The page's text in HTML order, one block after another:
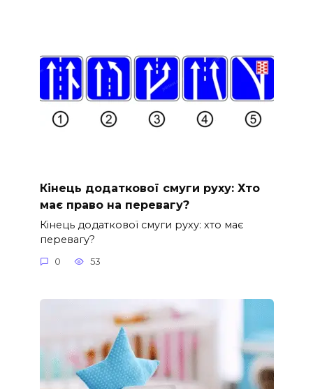
Кінець додаткової смуги руху: Хто
має право на перевагу?
Кінець додаткової смуги руху: хто має
перевагу?
0 53